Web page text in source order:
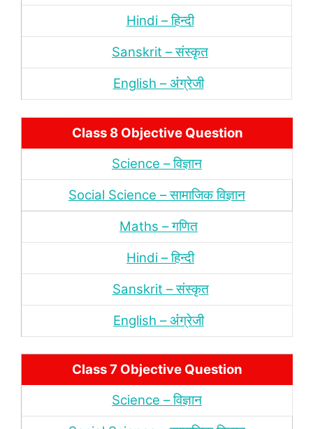
Hindi – हिन्‍दी
Sanskrit – संस्‍कृत
English – अंंग्रेजी
Class 8 Objective Question
Science – विज्ञान
Social Science – सामाजिक विज्ञान
Maths – गणित
Hindi – हिन्‍दी
Sanskrit – संस्‍कृत
English – अंंग्रेजी
Class 7 Objective Question
Science – विज्ञान